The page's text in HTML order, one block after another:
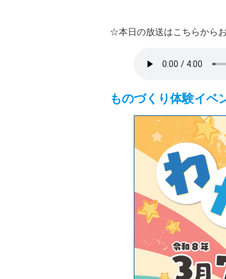
☆本日の放送はこちらから
ものづくり体験イベ